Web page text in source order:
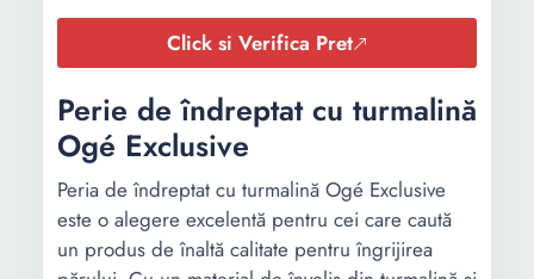
Click si Verifica Pret
Perie de îndreptat cu turmalină
Ogé Exclusive
Peria de îndreptat cu turmalină Ogé Exclusive
este o alegere excelentă pentru cei care caută
un produs de înaltă calitate pentru îngrijirea